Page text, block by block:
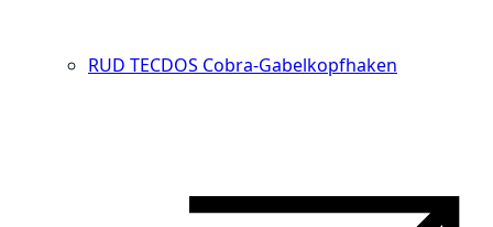
RUD TECDOS Cobra-Gabelkopfhaken